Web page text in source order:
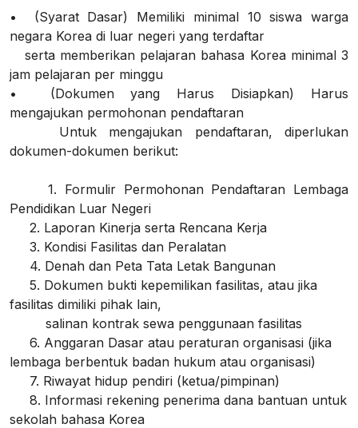
• (Syarat Dasar) Memiliki minimal 10 siswa warga
negara Korea di luar negeri yang terdaftar
serta memberikan pelajaran bahasa Korea minimal 3
jam pelajaran per minggu
• (Dokumen yang Harus Disiapkan) Harus
mengajukan permohonan pendaftaran
Untuk mengajukan pendaftaran, diperlukan
dokumen-dokumen berikut:
1. Formulir Permohonan Pendaftaran Lembaga
Pendidikan Luar Negeri
2. Laporan Kinerja serta Rencana Kerja
3. Kondisi Fasilitas dan Peralatan
4. Denah dan Peta Tata Letak Bangunan
5. Dokumen bukti kepemilikan fasilitas, atau jika
fasilitas dimiliki pihak lain,
salinan kontrak sewa penggunaan fasilitas
6. Anggaran Dasar atau peraturan organisasi (jika
lembaga berbentuk badan hukum atau organisasi)
7. Riwayat hidup pendiri (ketua/pimpinan)
8. Informasi rekening penerima dana bantuan untuk
sekolah bahasa Korea